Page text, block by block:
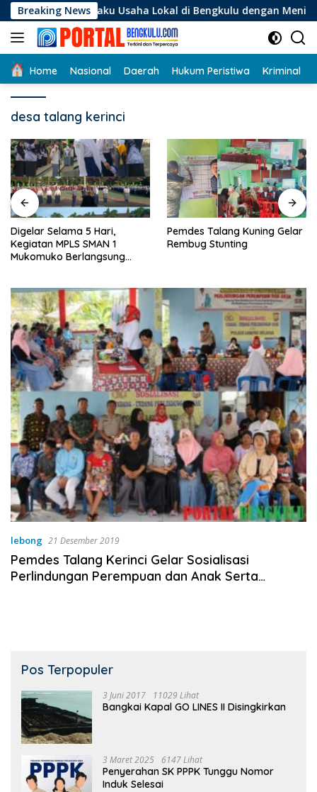
Langsung
ke
konten
Breaking News
Pelaku Usaha Lokal di Bengkulu dengan Meningkatkan
Home Nasional Daerah Hukum Peristiwa Kriminal
desa talang kerinci
Digelar Selama 5 Hari,
Kegiatan MPLS SMAN 1
Mukomuko Berlangsung
Pemdes Talang Kuning Gelar
Rembug Stunting
lebong 21 Desember 2019
Pemdes Talang Kerinci Gelar Sosialisasi
Perlindungan Perempuan dan Anak Serta
Pos Terpopuler
3 Juni 2017 11029 Lihat
Bangkai Kapal GO LINES II Disingkirkan
3 Maret 2025 6147 Lihat
Penyerahan SK PPPK Tunggu Nomor
Induk Selesai